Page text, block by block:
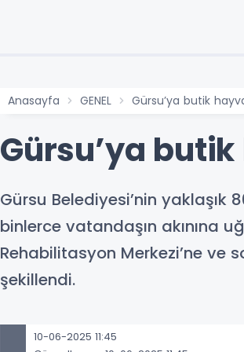
Anasayfa GENEL Gürsu’ya butik
Gürsu’ya
Gürsu Belediyesi’nin yaklaşık
binlerce vatandaşın akınına
Rehabilitasyon Merkezi’ne ve
şekillendi.
10-06-2025 11:45